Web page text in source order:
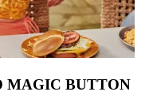
MAGIC BUTTON